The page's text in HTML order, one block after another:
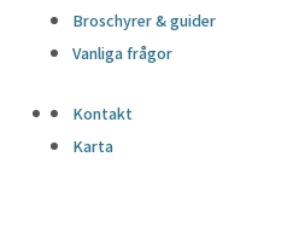
Broschyrer & guider
Vanliga frågor
Kontakt
Karta